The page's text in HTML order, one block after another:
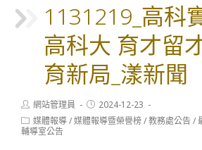
1131219_高科
高科大 育才留
育新局_漾新聞
Post
author:
網站管理員
Post
published:
2024-12-23
Post
category:
媒體報導/媒體報導暨榮譽榜/教務處公告/
輔導室公告